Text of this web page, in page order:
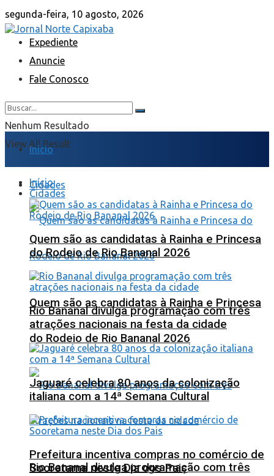
segunda-feira, 10 agosto, 2026
Expediente
Anuncie
Fale Conosco
Nenhum Resultado
View All Result
Início
Cidades
Quem são as candidatas à Rainha e Princesa
do Rodeio de Rio Bananal 2026
Rio Bananal divulga programação com três
Início
Cidades
Quem são as candidatas à Rainha e Princesa
do Rodeio de Rio Bananal 2026
Rio Bananal divulga programação com três
atrações nacionais na festa da cidade
Jaguaré celebra 80 anos da colonização
italiana com a 14ª Semana Cultural
Prefeitura incentiva compras no comércio de
Sooretama neste Dia dos Pais